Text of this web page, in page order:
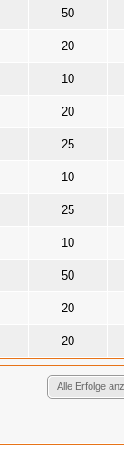
50
20
10
20
25
10
25
10
50
20
20
Alle Erfolge